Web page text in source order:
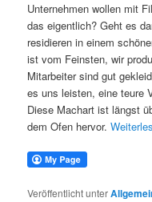
Unternehmen wollen mit
das eigentlich? Geht es
residieren in einem
ist vom Feinsten, wir
Mitarbeiter sind gut
es uns leisten, eine teure
Diese Machart ist längst
dem Ofen hervor.
Veröffentlicht unter